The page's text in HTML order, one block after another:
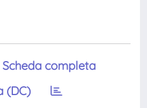
Scheda completa
(DC)